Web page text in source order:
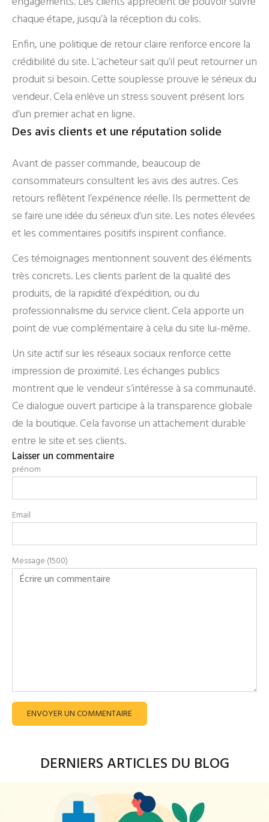
chaque étape, jusqu’à la réception du colis.
Enfin, une politique de retour claire renforce encore la
crédibilité du site. L’acheteur sait qu’il peut retourner un
produit si besoin. Cette souplesse prouve le sérieux du
vendeur. Cela enlève un stress souvent présent lors
d’un premier achat en ligne.
Des avis clients et une réputation solide
Avant de passer commande, beaucoup de
consommateurs consultent les avis des autres. Ces
retours reflètent l’expérience réelle. Ils permettent de
se faire une idée du sérieux d’un site. Les notes élevées
et les commentaires positifs inspirent confiance.
Ces témoignages mentionnent souvent des éléments
très concrets. Les clients parlent de la qualité des
produits, de la rapidité d’expédition, ou du
professionnalisme du service client. Cela apporte un
point de vue complémentaire à celui du site lui-même.
Un site actif sur les réseaux sociaux renforce cette
impression de proximité. Les échanges publics
montrent que le vendeur s’intéresse à sa communauté.
Ce dialogue ouvert participe à la transparence globale
de la boutique. Cela favorise un attachement durable
entre le site et ses clients.
Laisser un commentaire
prénom
Email
Message (1500)
ENVOYER UN COMMENTAIRE
DERNIERS ARTICLES DU BLOG